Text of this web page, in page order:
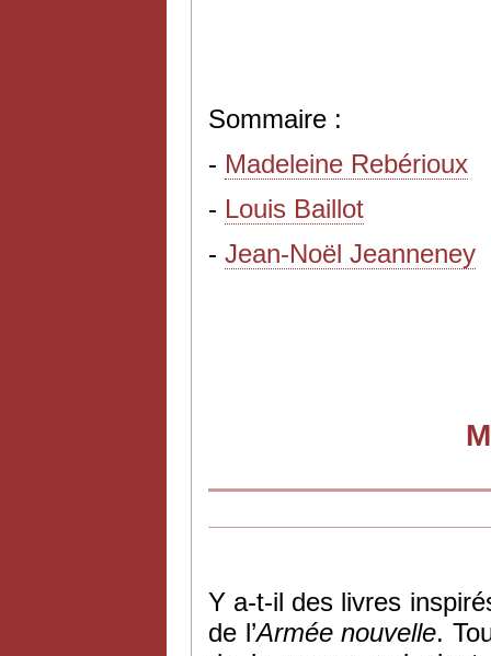
Sommaire :
- Madeleine Rebérioux
- Louis Baillot
- Jean-Noël Jeanneney
Y a-t-il des livres
de l’Armée nouvelle.